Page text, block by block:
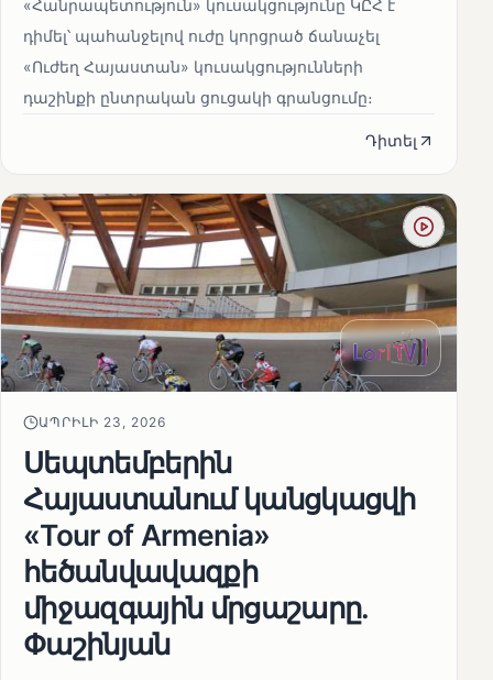
«Հանրապետություն» կուսակցությունը ԿԸՀ է
դիմել՝ պահանջելով ուժը կորցրած ճանաչել
«Ուժեղ Հայաստան» կուսակցությունների
դաշինքի ընտրական ցուցակի գրանցումը։
Դիտել
ԱՊՐԻԼԻ 23, 2026
Սեպտեմբերին
Հայաստանում կանցկացվի
«Tour of Armenia»
հեծանվավազքի
միջազգային մրցաշարը.
Փաշինյան